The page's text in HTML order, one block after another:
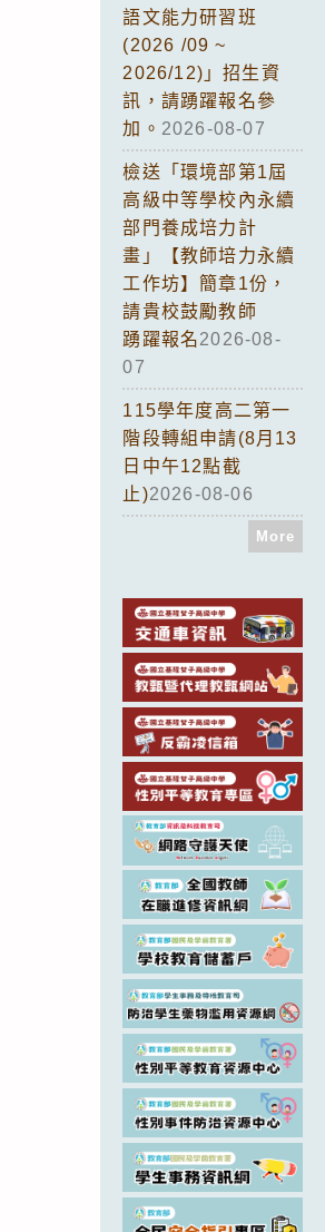
語文能力研習班
(2026 /09 ~
2026/12)」招生資
訊，請踴躍報名參
加。 2026-08-07
檢送「環境部第1屆
高級中等學校內永續
部門養成培力計
畫」【教師培力永續
工作坊】簡章1份，
請貴校鼓勵教師
踴躍報名2026-08-
07
115學年度高二第一
階段轉組申請(8月13
日中午12點截
止)2026-08-06
More